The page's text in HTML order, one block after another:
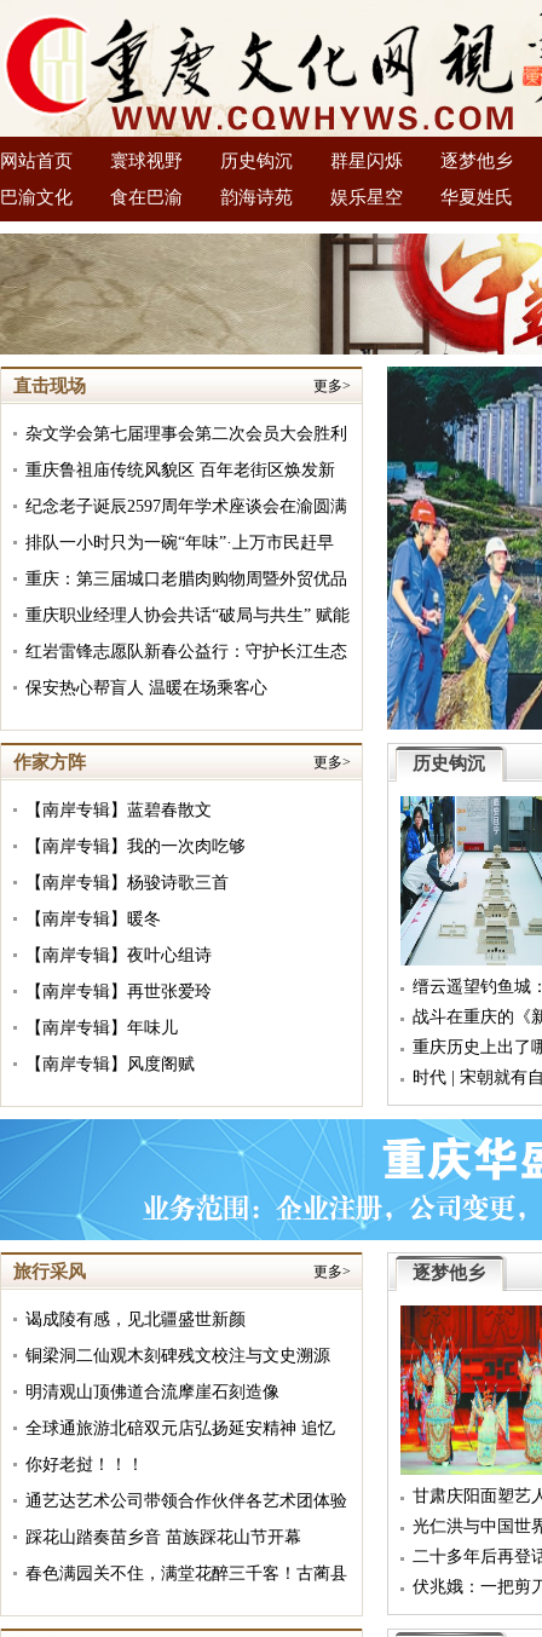
网站首页 寰球视野 历史钩沉 群星闪烁
逐梦他乡
巴渝文化
食在巴渝 韵海诗苑 娱乐星空 华夏姓氏
直击现场 更多>
杂文学会第七届理事会第二次会员大会胜利
召开
重庆鲁祖庙传统风貌区 百年老街区焕发新
活力
纪念老子诞辰2597周年学术座谈会在渝圆满
举行
排队一小时只为一碗“年味”·上万市民赶早
赴重庆华岩寺领腊八粥
重庆：第三届城口老腊肉购物周暨外贸优品
巡展在九龙坡区杨家坪步行街启幕
重庆职业经理人协会共话“破局与共生” 赋能
经济发展，推动地方经济转型升级
红岩雷锋志愿队新春公益行：守护长江生态
情暖“一老一小” 助力乡村振兴
保安热心帮盲人 温暖在场乘客心
中老铁路建设工地举行
"壮丽七十
儿童文学作家任溶溶9
作家方阵 更多>
【南岸专辑】蓝碧春散文
【南岸专辑】我的一次肉吃够
【南岸专辑】杨骏诗歌三首
【南岸专辑】暖冬
【南岸专辑】夜叶心组诗
【南岸专辑】再世张爱玲
【南岸专辑】年味儿
【南岸专辑】风度阁赋
历史钩沉
缙云遥望钓鱼城
战斗在重庆的《
重庆历史上出了
时代 | 宋朝就有
旅行采风 更多>
谒成陵有感，见北疆盛世新颜
铜梁洞二仙观木刻碑残文校注与文史溯源
明清观山顶佛道合流摩崖石刻造像
全球通旅游北碚双元店弘扬延安精神 追忆
红色革命 邂逅古都长安
你好老挝！！！
通艺达艺术公司带领合作伙伴各艺术团体验
一日游
踩花山踏奏苗乡音 苗族踩花山节开幕
春色满园关不住，满堂花醉三千客！古蔺县
逐梦他乡
甘肃庆阳面塑艺
光仁洪与中国世
二十多年后再登
量
伏兆娥：一把剪